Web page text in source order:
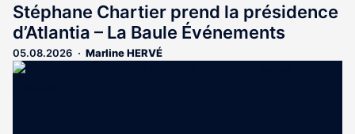
Stéphane Chartier prend la présidence
d’Atlantia – La Baule Événements
05.08.2026 Marline HERVÉ